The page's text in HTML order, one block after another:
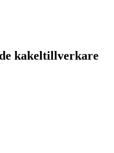
kakeltillverkare